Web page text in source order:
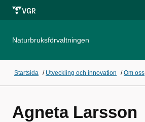
Naturbruksförvaltningen
Startsida / Utveckling och innovation /Om oss
Agneta Larsson